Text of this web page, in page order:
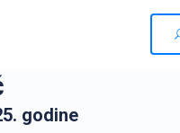
godine